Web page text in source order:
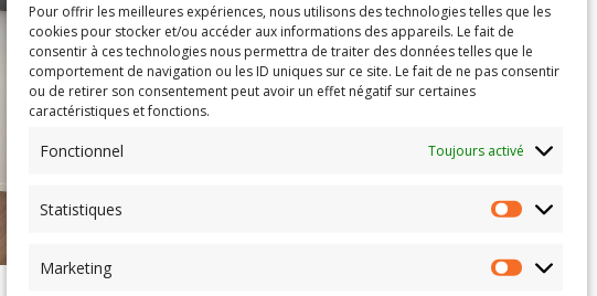
Pour offrir les meilleures expériences, nous utilisons des technologies telles que les
cookies pour stocker et/ou accéder aux informations des appareils. Le fait de
consentir à ces technologies nous permettra de traiter des données telles que le
comportement de navigation ou les ID uniques sur ce site. Le fait de ne pas consentir
ou de retirer son consentement peut avoir un effet négatif sur certaines
caractéristiques et fonctions.
Fonctionnel Toujours activé
Statistiques
Statistiques
Marketing
Marketing